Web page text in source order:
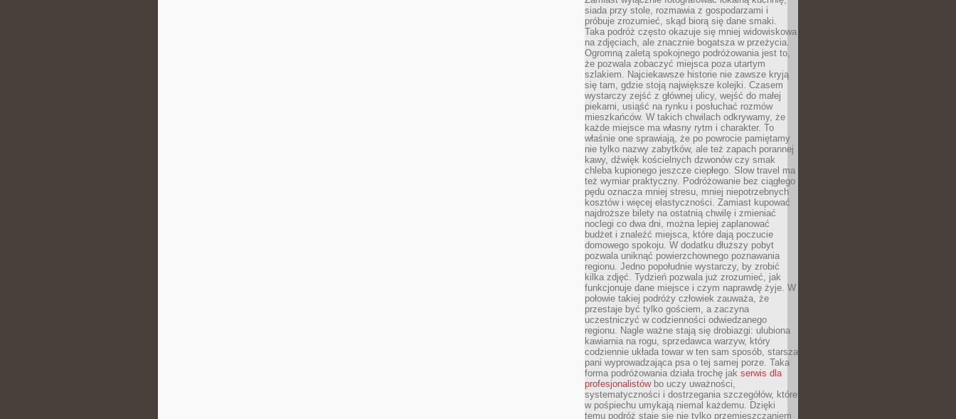
siada przy stole, rozmawia z gospodarzami i
próbuje zrozumieć, skąd biorą się dane smaki.
Taka podróż często okazuje się mniej widowiskowa
na zdjęciach, ale znacznie bogatsza w przeżycia.
Ogromną zaletą spokojnego podróżowania jest to,
że pozwala zobaczyć miejsca poza utartym
szlakiem. Najciekawsze historie nie zawsze kryją
się tam, gdzie stoją największe kolejki. Czasem
wystarczy zejść z głównej ulicy, wejść do małej
piekarni, usiąść na rynku i posłuchać rozmów
mieszkańców. W takich chwilach odkrywamy, że
każde miejsce ma własny rytm i charakter. To
właśnie one sprawiają, że po powrocie pamiętamy
nie tylko nazwy zabytków, ale też zapach porannej
kawy, dźwięk kościelnych dzwonów czy smak
chleba kupionego jeszcze ciepłego. Slow travel ma
też wymiar praktyczny. Podróżowanie bez ciągłego
pędu oznacza mniej stresu, mniej niepotrzebnych
kosztów i więcej elastyczności. Zamiast kupować
najdroższe bilety na ostatnią chwilę i zmieniać
noclegi co dwa dni, można lepiej zaplanować
budżet i znaleźć miejsca, które dają poczucie
domowego spokoju. W dodatku dłuższy pobyt
pozwala uniknąć powierzchownego poznawania
regionu. Jedno popołudnie wystarczy, by zrobić
kilka zdjęć. Tydzień pozwala już zrozumieć, jak
funkcjonuje dane miejsce i czym naprawdę żyje. W
połowie takiej podróży człowiek zauważa, że
przestaje być tylko gościem, a zaczyna
uczestniczyć w codzienności odwiedzanego
regionu. Nagle ważne stają się drobiazgi: ulubiona
kawiarnia na rogu, sprzedawca warzyw, który
codziennie układa towar w ten sam sposób, starsza
pani wyprowadzająca psa o tej samej porze. Taka
forma podróżowania działa trochę jak serwis dla
profesjonalistówbo uczy uważności,
systematyczności i dostrzegania szczegółów, które
w pośpiechu umykają niemal każdemu. Dzięki
temu podróż staje się nie tylko przemieszczaniem